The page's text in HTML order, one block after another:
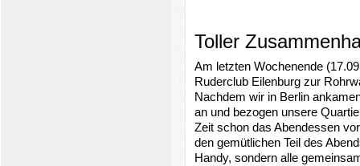
Toller
Am letzten Wochenende
Ruderclub Eilenburg zur
Nachdem wir in Berlin
an und bezogen unsere
Zeit schon das Abendessen
den gemütlichen Teil des
Handy, sondern alle